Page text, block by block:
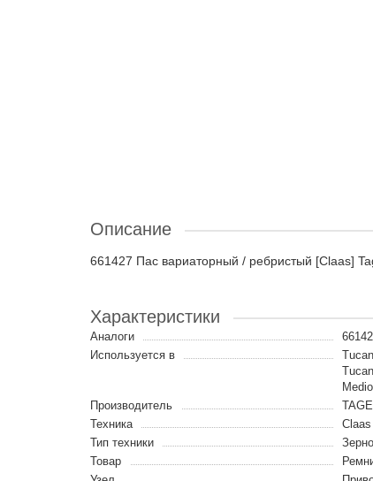
Описание
661427 Пас вариаторный / ребристый [Claas]
Характеристики
Аналоги
Используется в
Производитель
Техника
Тип техники
Товар